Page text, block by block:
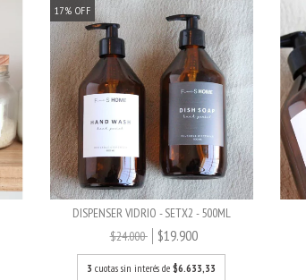
17% OFF
DISPENSER VIDRIO - SETX2 - 500ML
$24.000
$19.900
3 cuotas sin interés de$6.633,33